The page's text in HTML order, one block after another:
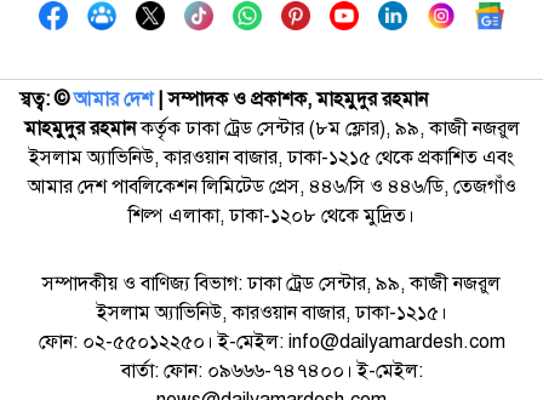
স্বত্ব: ©️আমার দেশ| সম্পাদক ও প্রকাশক, মাহমুদুর রহমান
মাহমুদুর রহমানকর্তৃক ঢাকা ট্রেড সেন্টার (৮ম ফ্লোর), ৯৯, কাজী নজরুল
ইসলাম অ্যাভিনিউ, কারওয়ান বাজার, ঢাকা-১২১৫ থেকে প্রকাশিত এবং
আমার দেশ পাবলিকেশন লিমিটেড প্রেস, ৪৪৬/সি ও ৪৪৬/ডি, তেজগাঁও
শিল্প এলাকা, ঢাকা-১২০৮ থেকে মুদ্রিত।
সম্পাদকীয় ও বাণিজ্য বিভাগ: ঢাকা ট্রেড সেন্টার, ৯৯, কাজী নজরুল
ইসলাম অ্যাভিনিউ, কারওয়ান বাজার, ঢাকা-১২১৫।
ফোন: ০২-৫৫০১২২৫০। ই-মেইল: info@dailyamardesh.com
বার্তা: ফোন: ০৯৬৬৬-৭৪৭৪০০। ই-মেইল: